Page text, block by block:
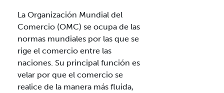
La Organización Mundial del
Comercio (OMC) se ocupa de las
normas mundiales por las que se
rige el comercio entre las
naciones. Su principal función es
velar por que el comercio se
realice de la manera más fluida,